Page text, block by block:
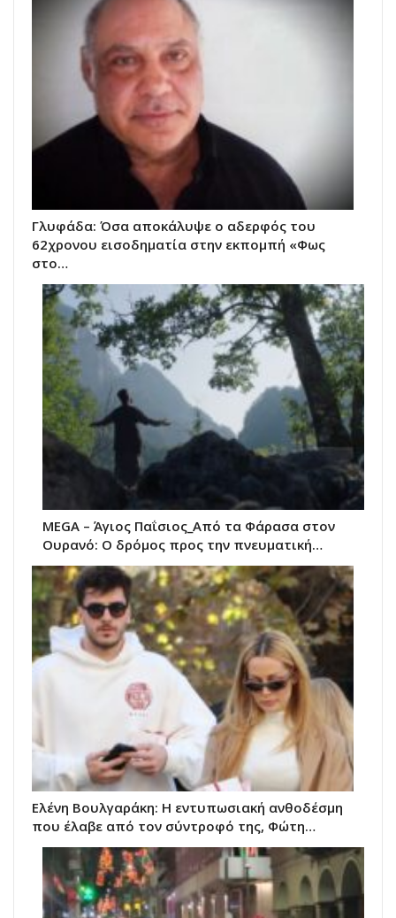
Γλυφάδα: Όσα αποκάλυψε ο αδερφός του
62χρονου εισοδηματία στην εκπομπή «Φως
στο…
MEGA – Άγιος Παΐσιος_Από τα Φάρασα στον
Ουρανό: Ο δρόμος προς την πνευματική…
Ελένη Βουλγαράκη: Η εντυπωσιακή ανθοδέσμη
που έλαβε από τον σύντροφό της, Φώτη…